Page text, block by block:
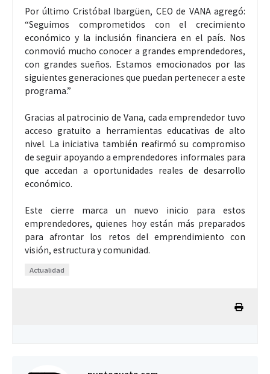
Por último Cristóbal Ibargüen, CEO de VANA agregó:
“Seguimos comprometidos con el crecimiento
económico y la inclusión financiera en el país. Nos
conmovió mucho conocer a grandes emprendedores,
con grandes sueños. Estamos emocionados por las
siguientes generaciones que puedan pertenecer a este
programa.”
Gracias al patrocinio de Vana, cada emprendedor tuvo
acceso gratuito a herramientas educativas de alto
nivel. La iniciativa también reafirmó su compromiso
de seguir apoyando a emprendedores informales para
que accedan a oportunidades reales de desarrollo
económico.
Este cierre marca un nuevo inicio para estos
emprendedores, quienes hoy están más preparados
para afrontar los retos del emprendimiento con
visión, estructura y comunidad.
Actualidad